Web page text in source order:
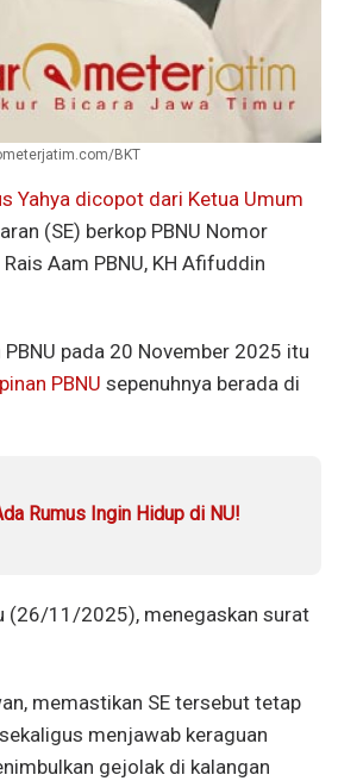
BKT
Yahya dicopot dari Ketua Umum
(SE) berkop PBNU Nomor
Aam PBNU, KH Afifuddin
pada 20 November 2025 itu
PBNU sepenuhnya berada di
Rumus Ingin Hidup di NU!
(26/11/2025), menegaskan surat
memastikan SE tersebut tetap
menjawab keraguan
gejolak di kalangan